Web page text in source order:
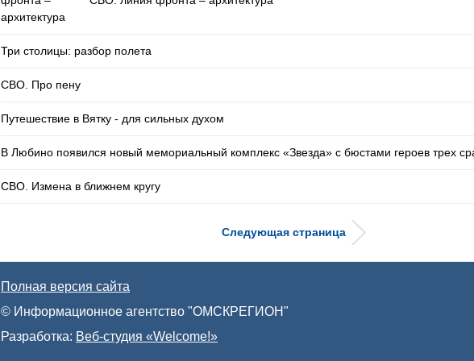
Три столицы: разбор полета
СВО. Про пену
Путешествие в Вятку - для сильных духом
В Любино появился новый мемориальный комплекс «Звезда» с бюстами героев трех
СВО. Измена в ближнем кругу
Следующая страница
Полная версия сайта
© Информационное агентство "ОМСКРЕГИОН"
Разработка: Веб-студия «Welcome!»